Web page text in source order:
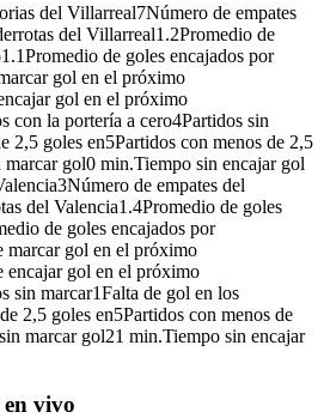
del Villarreal7Número de empates
del Villarreal1.2Promedio de
de goles encajados por
gol en el próximo
gol en el próximo
con la portería a cero4Partidos sin
2,5 goles en5Partidos con menos de 2,5
gol0 min.Tiempo sin encajar gol
de empates del
del Valencia1.4Promedio de goles
de goles encajados por
marcar gol en el próximo
encajar gol en el próximo
sin marcar1Falta de gol en los
2,5 goles en5Partidos con menos de
marcar gol21 min.Tiempo sin encajar
vivo